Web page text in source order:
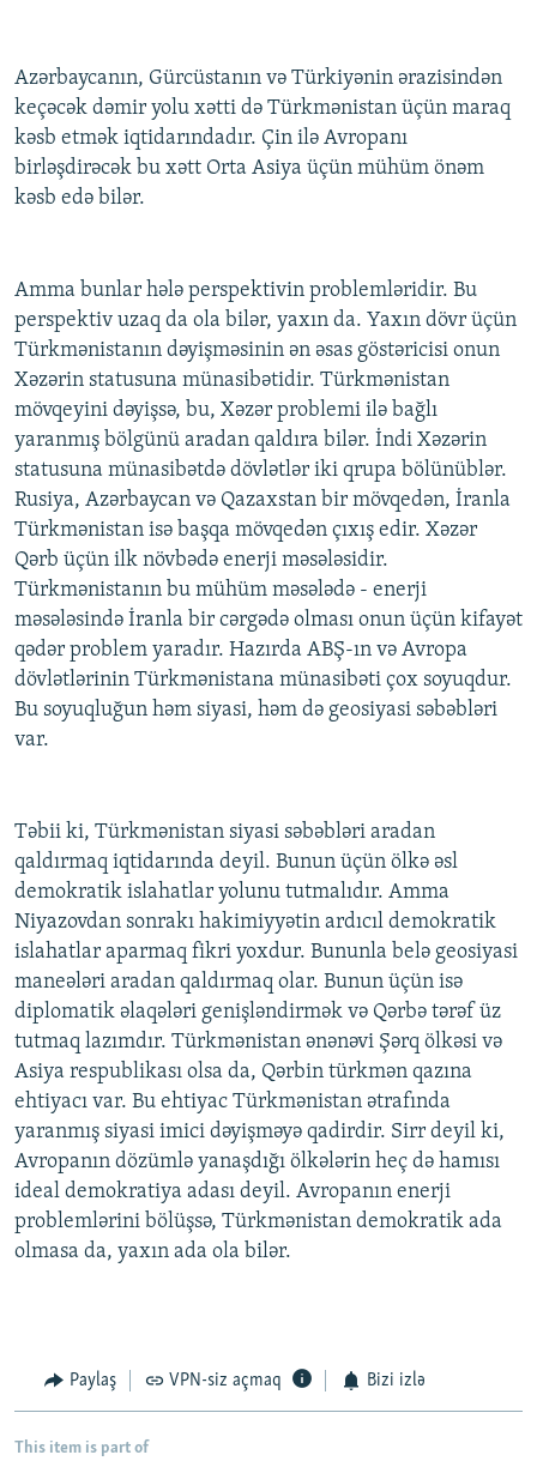
Azərbaycanın, Gürcüstanın və Türkiyənin ərazisindən
keçəcək dəmir yolu xətti də Türkmənistan üçün maraq
kəsb etmək iqtidarındadır. Çin ilə Avropanı
birləşdirəcək bu xətt Orta Asiya üçün mühüm önəm
kəsb edə bilər.
Amma bunlar hələ perspektivin problemləridir. Bu
perspektiv uzaq da ola bilər, yaxın da. Yaxın dövr üçün
Türkmənistanın dəyişməsinin ən əsas göstəricisi onun
Xəzərin statusuna münasibətidir. Türkmənistan
mövqeyini dəyişsə, bu, Xəzər problemi ilə bağlı
yaranmış bölgünü aradan qaldıra bilər. İndi Xəzərin
statusuna münasibətdə dövlətlər iki qrupa bölünüblər.
Rusiya, Azərbaycan və Qazaxstan bir mövqedən, İranla
Türkmənistan isə başqa mövqedən çıxış edir. Xəzər
Qərb üçün ilk növbədə enerji məsələsidir.
Türkmənistanın bu mühüm məsələdə - enerji
məsələsində İranla bir cərgədə olması onun üçün kifayət
qədər problem yaradır. Hazırda ABŞ-ın və Avropa
dövlətlərinin Türkmənistana münasibəti çox soyuqdur.
Bu soyuqluğun həm siyasi, həm də geosiyasi səbəbləri
var.
Təbii ki, Türkmənistan siyasi səbəbləri aradan
qaldırmaq iqtidarında deyil. Bunun üçün ölkə əsl
demokratik islahatlar yolunu tutmalıdır. Amma
Niyazovdan sonrakı hakimiyyətin ardıcıl demokratik
islahatlar aparmaq fikri yoxdur. Bununla belə geosiyasi
maneələri aradan qaldırmaq olar. Bunun üçün isə
diplomatik əlaqələri genişləndirmək və Qərbə tərəf üz
tutmaq lazımdır. Türkmənistan ənənəvi Şərq ölkəsi və
Asiya respublikası olsa da, Qərbin türkmən qazına
ehtiyacı var. Bu ehtiyac Türkmənistan ətrafında
yaranmış siyasi imici dəyişməyə qadirdir. Sirr deyil ki,
Avropanın dözümlə yanaşdığı ölkələrin heç də hamısı
ideal demokratiya adası deyil. Avropanın enerji
problemlərini bölüşsə, Türkmənistan demokratik ada
olmasa da, yaxın ada ola bilər.
Paylaş VPN-siz açmaq Bizi izlə
This item is part of